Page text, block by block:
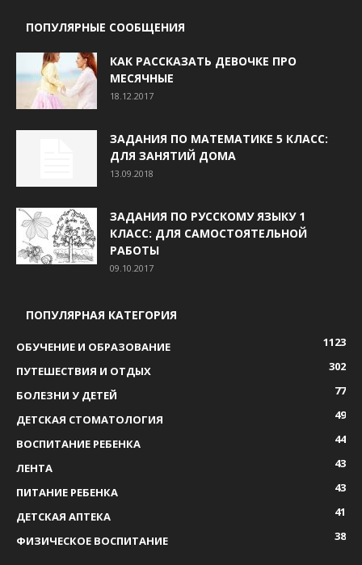
ПОПУЛЯРНЫЕ СООБЩЕНИЯ
КАК РАССКАЗАТЬ ДЕВОЧКЕ ПРО
МЕСЯЧНЫЕ
18.12.2017
ЗАДАНИЯ ПО МАТЕМАТИКЕ 5 КЛАСС:
ДЛЯ ЗАНЯТИЙ ДОМА
13.09.2018
ЗАДАНИЯ ПО РУССКОМУ ЯЗЫКУ 1
КЛАСС: ДЛЯ САМОСТОЯТЕЛЬНОЙ
РАБОТЫ
09.10.2017
ПОПУЛЯРНАЯ КАТЕГОРИЯ
ОБУЧЕНИЕ И ОБРАЗОВАНИЕ
1123
ПУТЕШЕСТВИЯ И ОТДЫХ
302
БОЛЕЗНИ У ДЕТЕЙ
77
ДЕТСКАЯ СТОМАТОЛОГИЯ
49
ВОСПИТАНИЕ РЕБЕНКА
44
ЛЕНТА
43
ПИТАНИЕ РЕБЕНКА
43
ДЕТСКАЯ АПТЕКА
41
ФИЗИЧЕСКОЕ ВОСПИТАНИЕ
38